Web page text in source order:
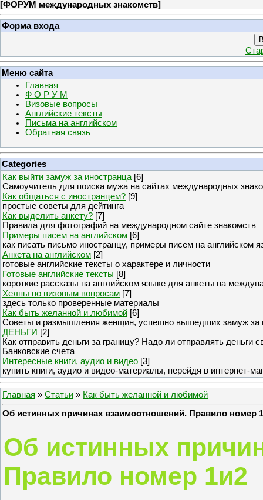
[ФОРУМ международных знакомств]
Форма входа
Меню сайта
Главная
Ф О Р У М
Визовые вопросы
Английские тексты
Письма на английском
Обратная связь
Categories
Как выйти замуж за иностранца [6]
Самоучитель для поиска мужа на сайтах международных
Как общаться с иностранцем? [9]
простые советы для дейтинга
Как выделить анкету? [7]
Правила для фотографий на международном сайте знакомств
Примеры писем на английском [6]
как писать письмо иностранцу, примеры писем на английском
Анкета на английском [2]
готовые английские тексты о характере и личности
Готовые английские тексты [8]
короткие рассказы на английском языке для анкеты на
Хелпы по визовым вопросам [7]
здесь только проверенные материалы
Как быть желанной и любимой [6]
Советы и размышления женщин, успешно вышедших замуж за
ДЕНЬГИ [2]
Как отправить деньги за границу? Надо ли отправлять деньги
Банковские счета
Интересные книги, аудио и видео [3]
купить книги, аудио и видео-материалы, перейдя в интернет-
Главная » Статьи » Как быть желанной и любимой
Об истинных причинах взаимоотношений. Правило номер
Об истинных
Правило номер 1и2